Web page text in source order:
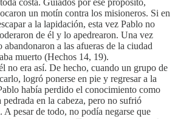
un motín contra los misioneros. Si en
a la lapidación, esta vez Pablo no
de él y lo apedrearon. Una vez
a las afueras de la ciudad
muerto (Hechos 14, 19).
no era así. De hecho, cuando un grupo de
logró ponerse en pie y regresar a la
había perdido el conocimiento como
pedrada en la cabeza, pero no sufrió
A pesar de todo, no podía negarse que